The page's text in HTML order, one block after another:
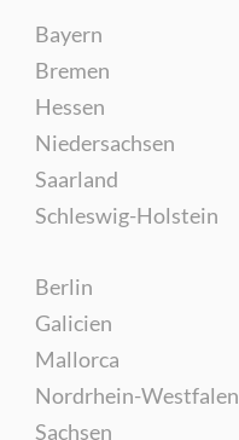
Bayern
Bremen
Hessen
Niedersachsen
Saarland
Schleswig-Holstein
Berlin
Galicien
Mallorca
Nordrhein-Westfalen
Sachsen